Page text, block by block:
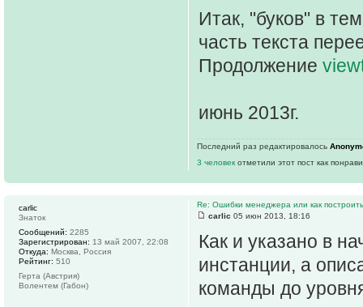
Итак, "буков" в
часть текста
Продолжение
июнь 2013г.
Последний раз редактировалось
3 человек отметили этот пост как
Re: Ошибки менеджера или как построить
carlic 05 июн 2013, 18:16
Как и указано в
инстанции, а
команды до
carlic
Знаток
Сообщений: 2285
Зарегистрирован: 13 май 2007, 22:08
Откуда: Москва, Россия
Рейтинг: 510
Герта (Австрия)
Волентем (Габон)